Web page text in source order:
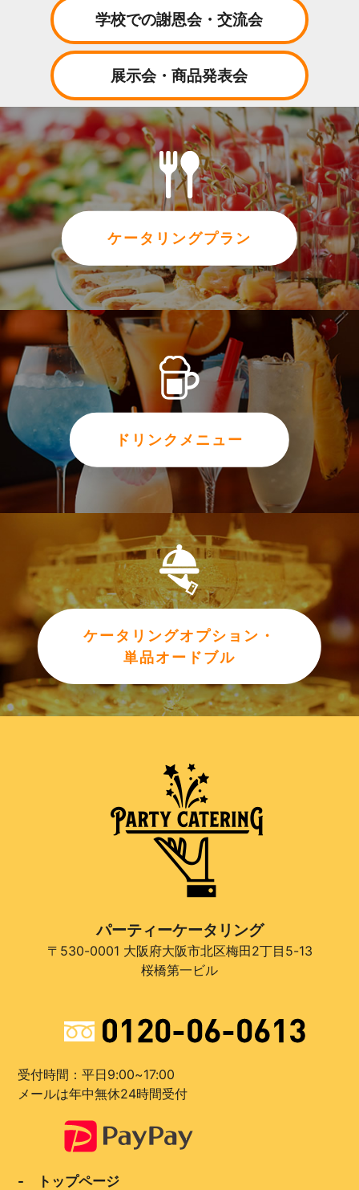
学校での謝恩会・交流会
展示会・商品発表会
ケータリングプラン
ドリンクメニュー
ケータリングオプション・
単品オードブル
パーティーケータリング
〒530-0001 大阪府大阪市北区梅田2丁目5-13
桜橋第一ビル
受付時間：平日9:00~17:00
メールは年中無休24時間受付
- トップページ